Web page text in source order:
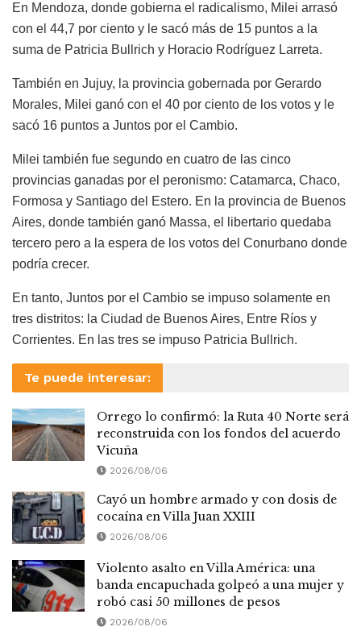
En Mendoza, donde gobierna el radicalismo, Milei arrasó
con el 44,7 por ciento y le sacó más de 15 puntos a la
suma de Patricia Bullrich y Horacio Rodríguez Larreta.
También en Jujuy, la provincia gobernada por Gerardo
Morales, Milei ganó con el 40 por ciento de los votos y le
sacó 16 puntos a Juntos por el Cambio.
Milei también fue segundo en cuatro de las cinco
provincias ganadas por el peronismo: Catamarca, Chaco,
Formosa y Santiago del Estero. En la provincia de Buenos
Aires, donde también ganó Massa, el libertario quedaba
tercero pero a la espera de los votos del Conurbano donde
podría crecer.
En tanto, Juntos por el Cambio se impuso solamente en
tres distritos: la Ciudad de Buenos Aires, Entre Ríos y
Corrientes. En las tres se impuso Patricia Bullrich.
Te puede interesar:
Orrego lo confirmó: la Ruta 40 Norte será
reconstruida con los fondos del acuerdo
Vicuña
2026/08/06
Cayó un hombre armado y con dosis de
cocaína en Villa Juan XXIII
2026/08/06
Violento asalto en Villa América: una
banda encapuchada golpeó a una mujer y
robó casi 50 millones de pesos
2026/08/06